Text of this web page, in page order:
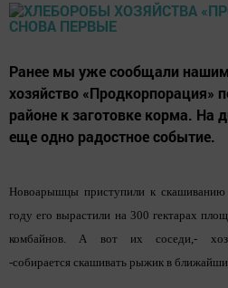
Ранее мы уже сообщали
хозяйство «Продкорпорация»
районе к заготовке корма. На
еще одно радостное событие.
Новоарышцы приступили к
году его вырастили на 300 гектарах
комбайнов. А вот их соседи,-
-собирается скашивать рыжик в